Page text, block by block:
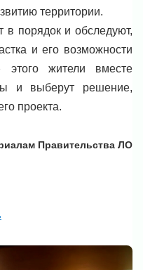
территории.
в порядок и обследуют,
и его возможности
этого жители вместе
и выберут решение,
проекта.
Правительства ЛО